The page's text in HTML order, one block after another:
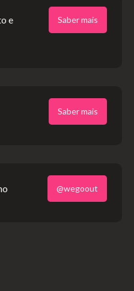
301 - OMOLOKO
conforma com um único
e
Saber mais
Saber mais
@wegoout